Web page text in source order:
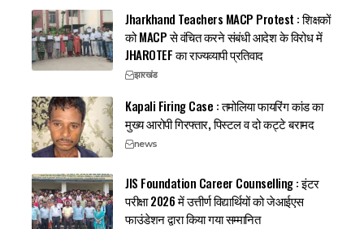
Jharkhand Teachers MACP Protest : शिक्षकों
को MACP से वंचित करने संबंधी आदेश के विरोध में
JHAROTEF का राज्यव्यापी प्रतिवाद
झारखंड
Kapali Firing Case : तमोलिया फायरिंग कांड का
मुख्य आरोपी गिरफ्तार, पिस्टल व दो कट्टे बरामद
news
JIS Foundation Career Counselling : इंटर
परीक्षा 2026 में उत्तीर्ण विद्यार्थियों को जेआईएस
फाउंडेशन द्वारा किया गया सम्मानित